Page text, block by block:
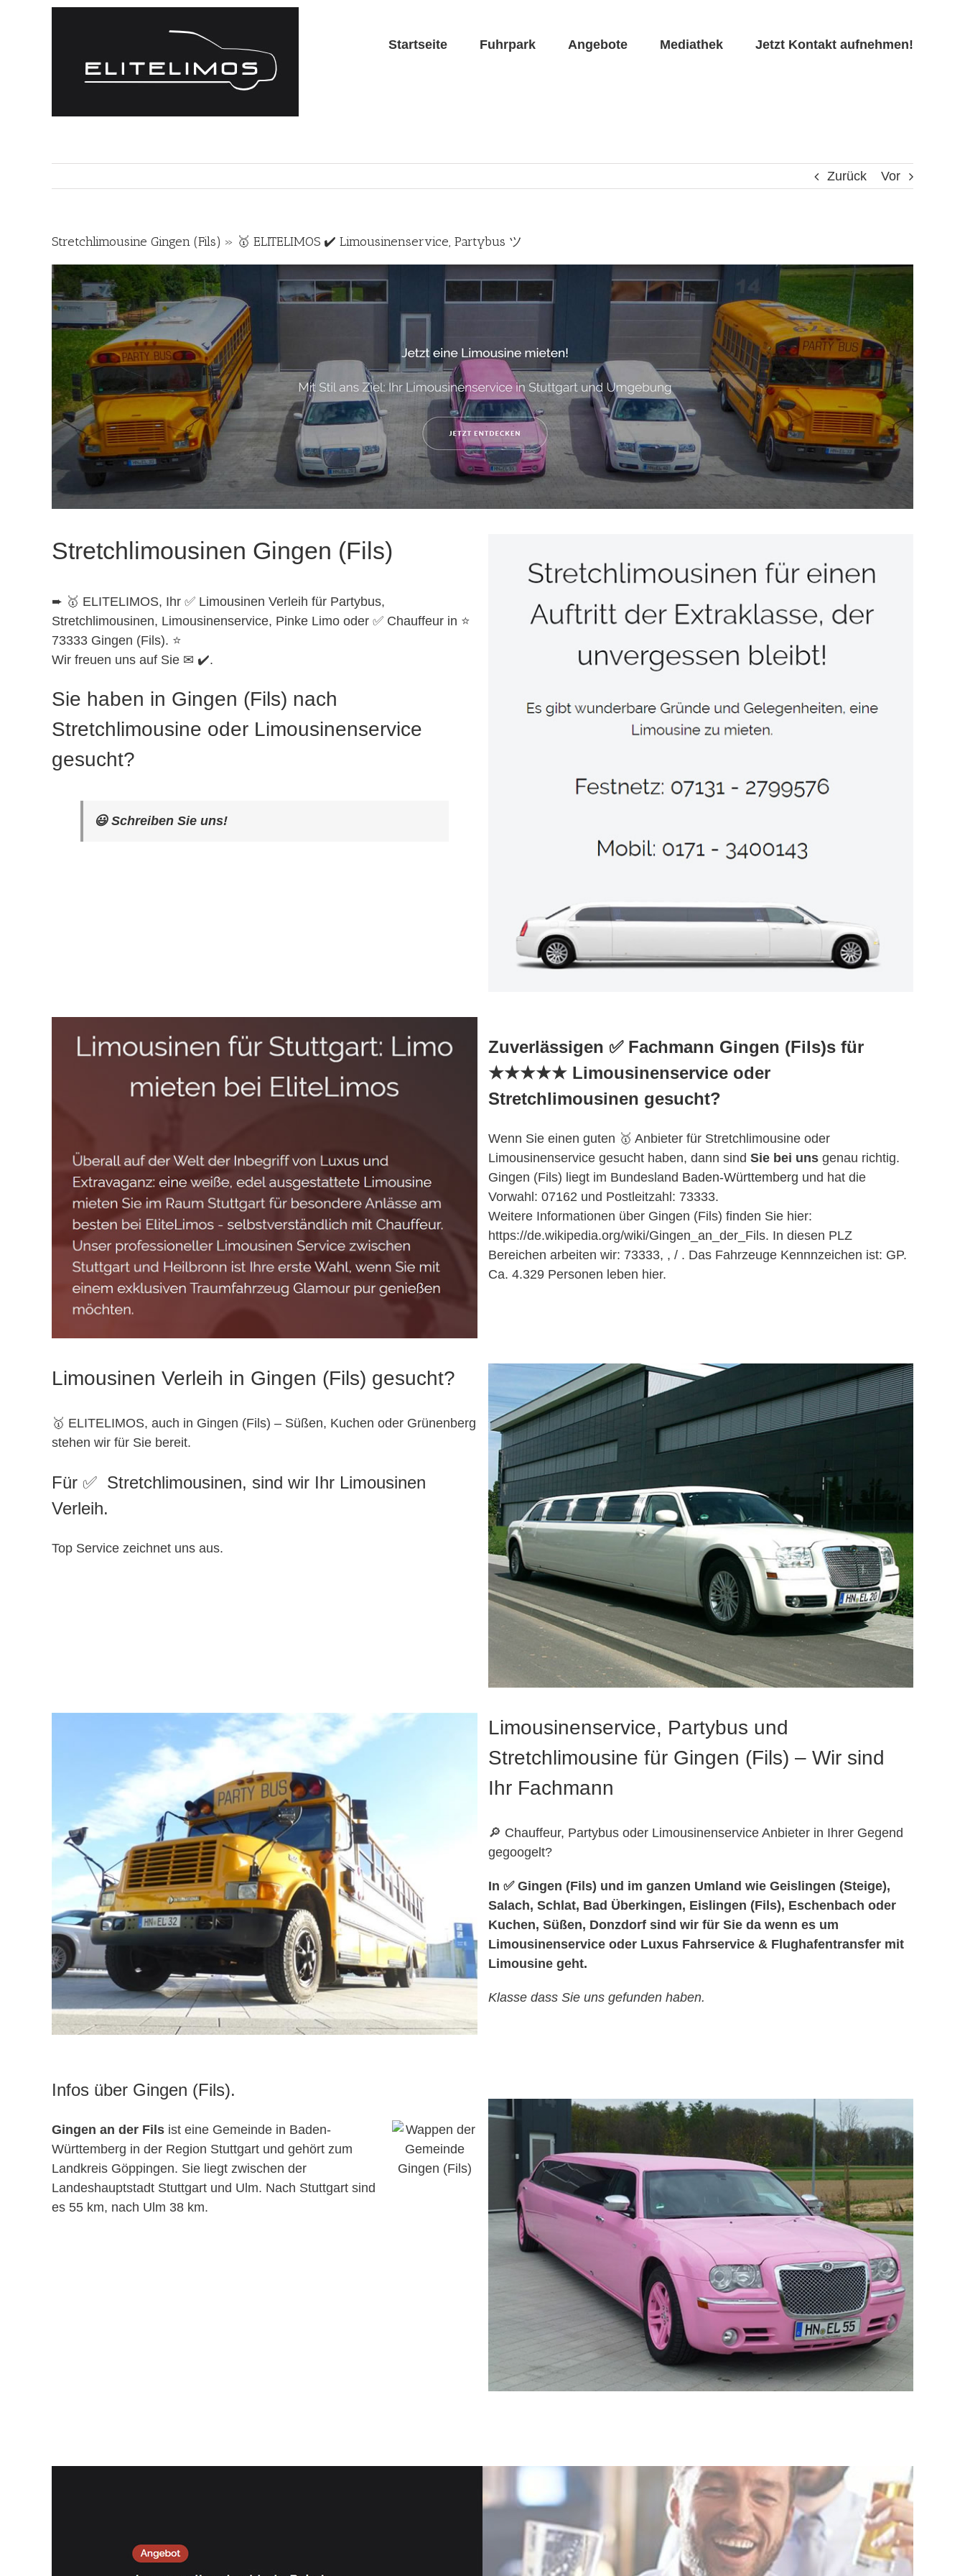
Startseite Fuhrpark Angebote Mediathek Jetzt Kontakt aufnehmen!
Zurück Vor
Stretchlimousine Gingen (Fils) » 🥇 ELITELIMOS ✔️ Limousinenservice, Partybus ツ
Stretchlimousinen Gingen (Fils)
➨ 🥇 ELITELIMOS, Ihr ✅ Limousinen Verleih für Partybus,
Stretchlimousinen, Limousinenservice, Pinke Limo oder ✅ Chauffeur in ⭐
73333 Gingen (Fils). ⭐
Wir freuen uns auf Sie ✉ ✔️.
Sie haben in Gingen (Fils) nach
Stretchlimousine oder Limousinenservice
gesucht?
😃 Schreiben Sie uns!
Zuverlässigen ✅ Fachmann Gingen (Fils)s für
★★★★★ Limousinenservice oder
Stretchlimousinen gesucht?
Wenn Sie einen guten 🥇 Anbieter für Stretchlimousine oder
Limousinenservice gesucht haben, dann sind Sie bei unsgenau richtig.
Gingen (Fils) liegt im Bundesland Baden-Württemberg und hat die
Vorwahl: 07162 und Postleitzahl: 73333.
Weitere Informationen über Gingen (Fils) finden Sie hier:
https://de.wikipedia.org/wiki/Gingen_an_der_Fils. In diesen PLZ
Bereichen arbeiten wir: 73333, , / . Das Fahrzeuge Kennnzeichen ist: GP.
Ca. 4.329 Personen leben hier.
Limousinen Verleih in Gingen (Fils) gesucht?
🥇 ELITELIMOS, auch in Gingen (Fils) – Süßen, Kuchen oder Grünenberg
stehen wir für Sie bereit.
Für ✅ Stretchlimousinen, sind wir Ihr Limousinen
Verleih.
Top Service zeichnet uns aus.
Limousinenservice, Partybus und
Stretchlimousine für Gingen (Fils) – Wir sind
Ihr Fachmann
🔎 Chauffeur, Partybus oder Limousinenservice Anbieter in Ihrer Gegend
gegoogelt?
In ✅ Gingen (Fils) und im ganzen Umland wie Geislingen (Steige),
Salach, Schlat, Bad Überkingen, Eislingen (Fils), Eschenbach oder
Kuchen, Süßen, Donzdorf sind wir für Sie da wenn es um
Limousinenservice oder Luxus Fahrservice & Flughafentransfer mit
Limousine geht.
Klasse dass Sie uns gefunden haben.
Infos über Gingen (Fils).
Gingen an der Fils ist eine Gemeinde in Baden-
Württemberg in der Region Stuttgart und gehört zum
Landkreis Göppingen. Sie liegt zwischen der
Landeshauptstadt Stuttgart und Ulm. Nach Stuttgart sind
es 55 km, nach Ulm 38 km.